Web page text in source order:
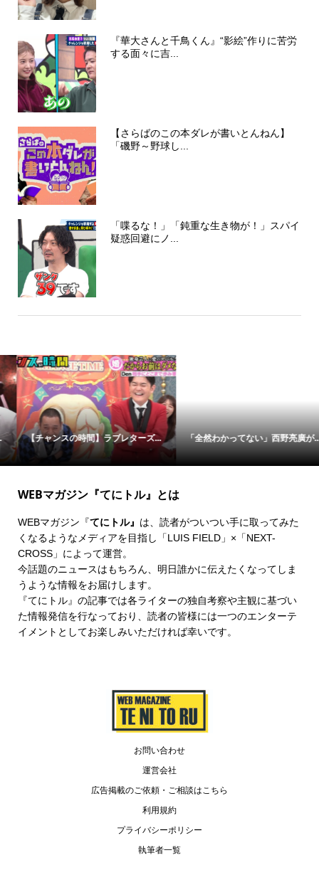
『華大さんと千鳥くん』“影絵”作りに苦労
する面々に吉...
【さらばのこの本ダレが書いとんねん】
「磯野～野球し...
「喋るな！」「鈍重な生き物が！」スパイ
疑惑回避にノ...
【チャンスの時間】ラブレターズ... 「全然わかってない」西野亮廣が...
WEBマガジン『てにトル』とは
WEBマガジン『てにトル』 は、読者がついつい手に取ってみた
くなるようなメディアを目指し「LUIS FIELD」×「NEXT-
CROSS」によって運営。
今話題のニュースはもちろん、明日誰かに伝えたくなってしま
うような情報をお届けします。
『てにトル』の記事では各ライターの独自考察や主観に基づい
た情報発信を行なっており、読者の皆様には一つのエンターテ
イメントとしてお楽しみいただければ幸いです。
お問い合わせ
運営会社
広告掲載のご依頼・ご相談はこちら
利用規約
プライバシーポリシー
執筆者一覧